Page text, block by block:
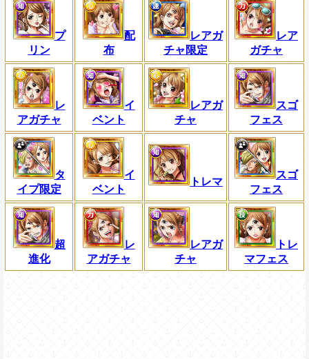
プ
リン
配
布
レアガ
チャ限定
レア
ガチャ
レ
アガチャ
イ
ベント
レアガ
チャ
スゴ
フェス
タ
イプ限定
イ
ベント
トレマ
スゴ
フェス
超
進化
レ
アガチャ
レアガ
チャ
トレ
マフェス